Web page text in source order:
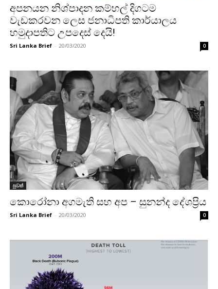
අපනයන නිශ්පාදන කම්හල් දිගටම
වැඩකරවන ‌ලෙස ජනාධිපති කාර්යාලය
හමුදාපතිට උපදෙස් දෙයි!
Sri Lanka Brief - 20/03/2020 0
පුවත්
කොරෝනා අගමැති සහ අප – සුනන්ද දේශප්‍රිය
Sri Lanka Brief - 20/03/2020 0